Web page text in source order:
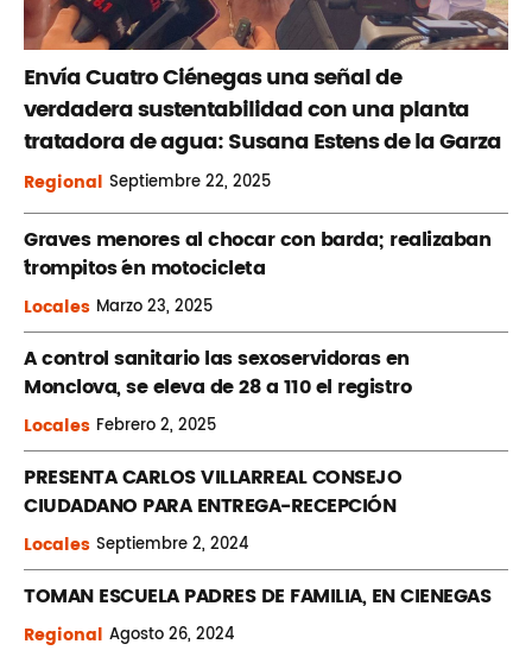
Envía Cuatro Ciénegas una señal de
verdadera sustentabilidad con una planta
tratadora de agua: Susana Estens de la Garza
Regional Septiembre22, 2025
Graves menores al chocar con barda; realizaban
´trompitos ´en motocicleta
Locales Marzo23, 2025
A control sanitario las sexoservidoras en
Monclova, se eleva de 28 a 110 el registro
Locales Febrero2, 2025
PRESENTA CARLOS VILLARREAL CONSEJO
CIUDADANO PARA ENTREGA-RECEPCIÓN
Locales Septiembre2, 2024
TOMAN ESCUELA PADRES DE FAMILIA, EN CIENEGAS
Regional Agosto26, 2024